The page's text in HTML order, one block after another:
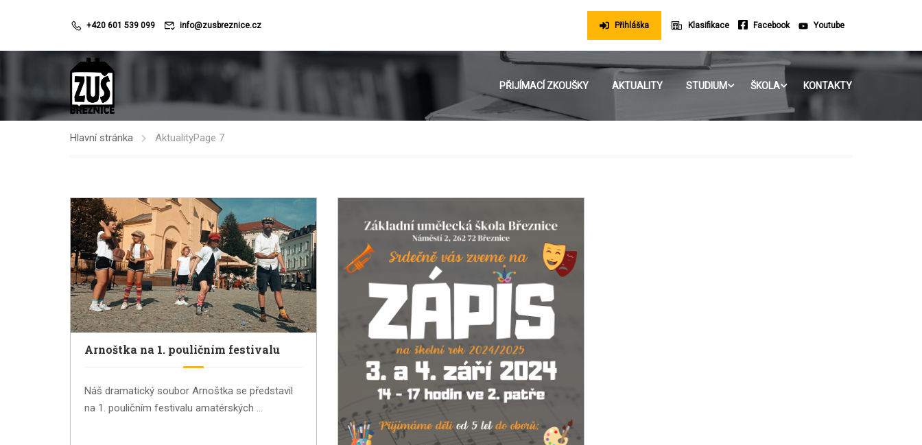
+420 601 539 099 info@zusbreznice.cz Přihláška Klasifikace Facebook Youtube
PŘIJÍMACÍ ZKOUŠKY AKTUALITY STUDIUM ŠKOLA KONTAKTY
Hlavní stránka AktualityPage 7
Arnoštka na 1. pouličním festivalu
Náš dramatický soubor Arnoštka se představil
na 1. pouličním festivalu amatérských …